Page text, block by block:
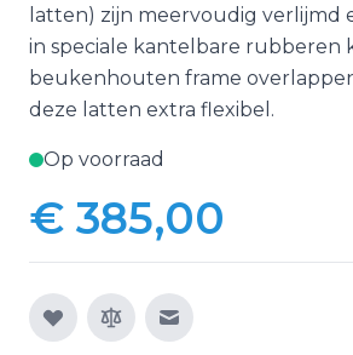
latten) zijn meervoudig verlijmd
in speciale kantelbare rubberen
beukenhouten frame
deze latten extra flexibel.
Op voorraad
€ 385,00
E-mail naar een